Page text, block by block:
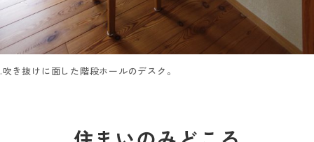
.吹き抜けに面した階段ホールのデスク。